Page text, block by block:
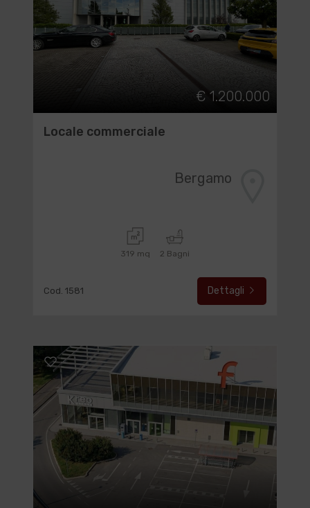
€ 1.200.000
Locale commerciale
Bergamo
319 mq 2 Bagni
Cod. 1581 Dettagli